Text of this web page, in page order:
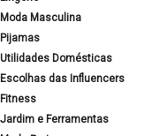
Moda Masculina
Pijamas
Utilidades Domésticas
Escolhas das Influencers
Fitness
Jardim e Ferramentas